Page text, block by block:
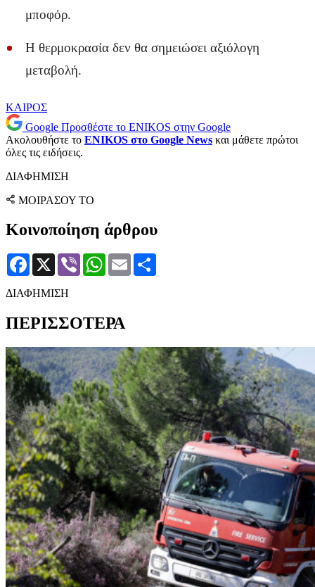
μποφόρ.
Η θερμοκρασία δεν θα σημειώσει αξιόλογη
μεταβολή.
ΚΑΙΡΟΣ
Google Προσθέστε το ENIKOS στην Google
Ακολουθήστε το ENIKOS στο Google News και μάθετε πρώτοι
όλες τις ειδήσεις.
ΔΙΑΦΗΜΙΣΗ
ΜΟΙΡΑΣΟΥ ΤΟ
Κοινοποίηση άρθρου
Facebook
X Viber WhatsApp
Email
ΔΙΑΦΗΜΙΣΗ
ΠΕΡΙΣΣΟΤΕΡΑ